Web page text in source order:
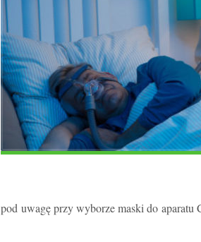
pod uwagę przy wyborze maski do aparatu